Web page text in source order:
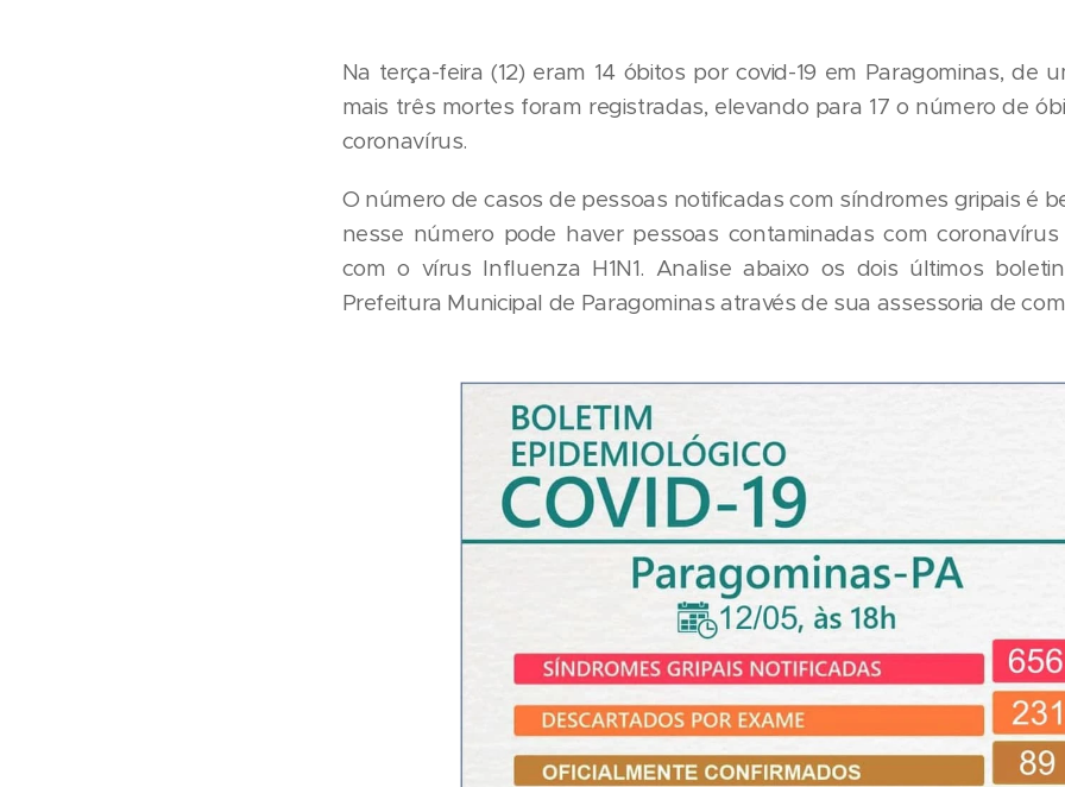
Na terça-feira (12) eram 14 óbitos por covid-19 em Paragominas, de
mais três mortes foram registradas, elevando para 17 o número de
coronavírus.
O número de casos de pessoas notificadas com síndromes gripais é
nesse número pode haver pessoas contaminadas com
com o vírus Influenza H1N1. Analise abaixo os dois últimos
Prefeitura Municipal de Paragominas através de sua assessoria de